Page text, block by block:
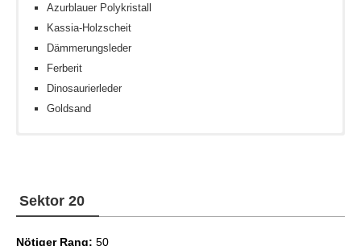
Azurblauer Polykristall
Kassia-Holzscheit
Dämmerungsleder
Ferberit
Dinosaurierleder
Goldsand
Frömmigkeit III
Frömmigkeit V
Sektor 20
Nötiger Rang: 50